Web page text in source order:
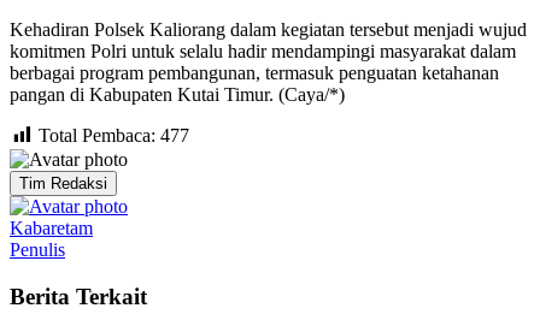
Kehadiran Polsek Kaliorang dalam kegiatan tersebut menjadi wujud
komitmen Polri untuk selalu hadir mendampingi masyarakat dalam
berbagai program pembangunan, termasuk penguatan ketahanan
pangan di Kabupaten Kutai Timur. (Caya/*)
Total Pembaca: 477
Tim Redaksi
Kabaretam
Penulis
Berita Terkait